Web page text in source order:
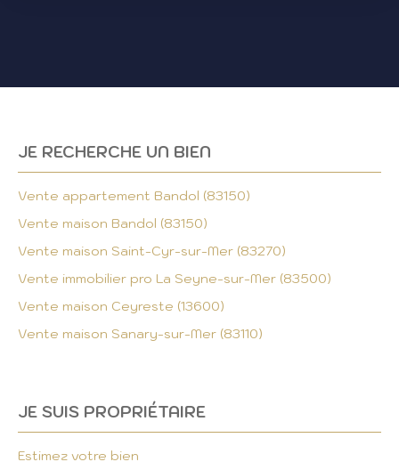
excellent état, témoignant d'un entretien
rigoureux et d'une attention particulière aux
L'appartement bénéficie d'un ascenseur,
facilitant ainsi l'accès à votre havre de paix. Les
ouvertures en aluminium offrent une vue
dégagée et une exposition nord-ouest,
permettant de profiter d'une lumière naturelle
agréable tout au long de la journée. La cuisine
est aménagée et équipée, prête à accueillir vos
talents culinaires.
un état des parties communes en bon état,
garantissant une qualité de vie agréable.
Situé à Bandol, cet appartement est idéalement
JE RECHERCHE UN BIEN
Vente appartement Bandol (83150)
Vente maison Bandol (83150)
Vente maison Saint-Cyr-sur-Mer (83270)
Vente immobilier pro La Seyne-sur-Mer (83500)
Vente maison Ceyreste (13600)
Vente maison Sanary-sur-Mer (83110)
JE SUIS PROPRIÉTAIRE
Estimez votre bien